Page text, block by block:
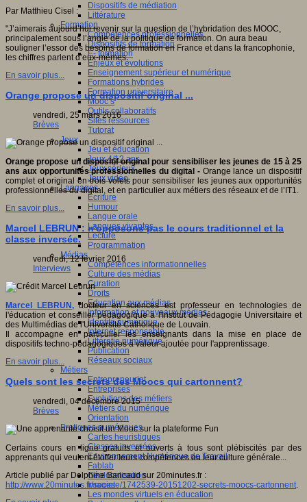
Dispositifs de médiation
Littérature
Formation
Compétences professionnelles
Dispositifs de formation
E- formation
Enjeux et évolutions
Enseignement supérieur et numérique
Formations hybrides
Formation universitaire
Mooc’s
Outils collaboratifs
Sites ressources
Tutorat
Jeux
Jeu et éducation
Jeux 4/12 ans
Jeux sérieux
Jeux vidéo
Langages
Ecriture
Humour
Langue orale
Langues vivantes
Lecture
Programmation
Médias
Compétences informationnelles
Culture des médias
Curation
Droits
Education aux médias
Information et nouveaux médias
Identité numérique
Internet responsable
Littératie numérique
Publication
Réseaux sociaux
Métiers
Entrepreneuriat
Entreprises
Evolutions des métiers
Métiers du numérique
Orientation
Pratiques numériques
Cartes heuristiques
Classes inversées
Environnement Numérique de Travail
Fablab
Géolocalisation
Images
Les mondes virtuels en éducation
Par Matthieu Cisel :
"J’aimerais aujourd’hui revenir sur la question de l’hybridation des MOOC,
principalement sous l’angle de la politique de formation. On aura beau
souligner l’essor des besoins de formation en France et dans la francophonie,
les chiffres parlent d’eux-mêmes.
En savoir plus...
Orange propose un dispositif original ...
vendredi, 25 mars 2016
Brèves
Orange propose un dispositif original pour sensibiliser les jeunes de 15 à 25
ans aux opportunités professionnelles du digital -Orange lance un dispositif
complet et original en trois volets pour sensibiliser les jeunes aux opportunités
professionnelles du digital, et en particulier aux métiers des réseaux et de l’IT1.
En savoir plus...
Marcel LEBRUN : n'opposons pas le cours traditionnel et la
classe inversée.
vendredi, 12 février 2016
Interviews
Marcel LEBRUN, docteur en sciences est professeur en technologies de
l'éducation et conseiller pédagogique à l'Institut de Pédagogie Universitaire et
des Multimédias de l'Université Catholique de Louvain.
Il accompagne en particulier les enseignants dans la mise en place de
dispositifs techno-pédagogiques à valeur ajoutée pour l'apprentissage.
En savoir plus...
Quels sont les secrets des Moocs qui cartonnent?
vendredi, 04 décembre 2015
Brèves
Certains cours en ligne gratuits et ouverts à tous sont plébiscités par des
apprenants qui veulent étoffer leurs compétences ou leur culture générale...
Article publié par Delphine Bancaud sur 20minutes.fr :
http://www.20minutes.fr/societe/1742539-20151202-secrets-moocs-cartonnent.